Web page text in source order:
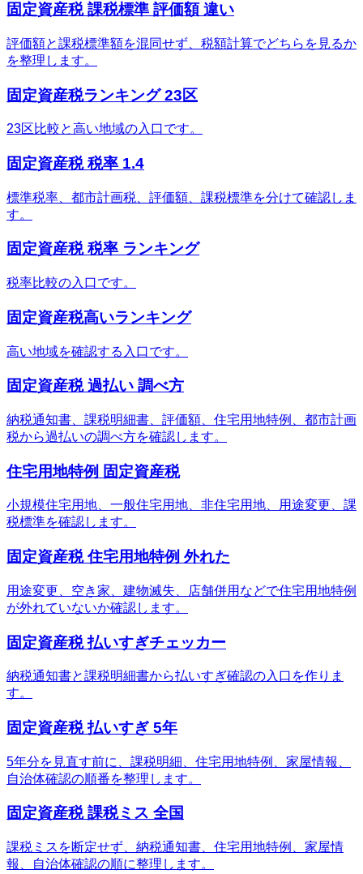
固定資産税 課税標準 評価額 違い
評価額と課税標準額を混同せず、税額計算でどちらを見るか
を整理します。
固定資産税ランキング 23区
23区比較と高い地域の入口です。
固定資産税 税率 1.4
標準税率、都市計画税、評価額、課税標準を分けて確認しま
す。
固定資産税 税率 ランキング
税率比較の入口です。
固定資産税高いランキング
高い地域を確認する入口です。
固定資産税 過払い 調べ方
納税通知書、課税明細書、評価額、住宅用地特例、都市計画
税から過払いの調べ方を確認します。
住宅用地特例 固定資産税
小規模住宅用地、一般住宅用地、非住宅用地、用途変更、課
税標準を確認します。
固定資産税 住宅用地特例 外れた
用途変更、空き家、建物滅失、店舗併用などで住宅用地特例
が外れていないか確認します。
固定資産税 払いすぎチェッカー
納税通知書と課税明細書から払いすぎ確認の入口を作りま
す。
固定資産税 払いすぎ 5年
5年分を見直す前に、課税明細、住宅用地特例、家屋情報、
自治体確認の順番を整理します。
固定資産税 課税ミス 全国
課税ミスを断定せず、納税通知書、住宅用地特例、家屋情
報、自治体確認の順に整理します。